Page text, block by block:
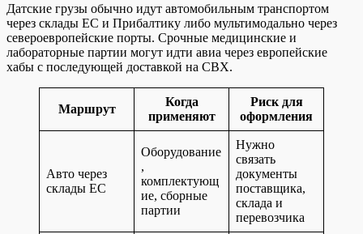
Датские грузы обычно идут автомобильным транспортом
через склады ЕС и Прибалтику либо мультимодально через
североевропейские порты. Срочные медицинские и
лабораторные партии могут идти авиа через европейские
хабы с последующей доставкой на СВХ.
Маршрут
Когда
применяют
Риск для
оформления
Авто через
склады ЕС
Оборудование
,
комплектующ
ие, сборные
партии
Нужно
связать
документы
поставщика,
склада и
перевозчика